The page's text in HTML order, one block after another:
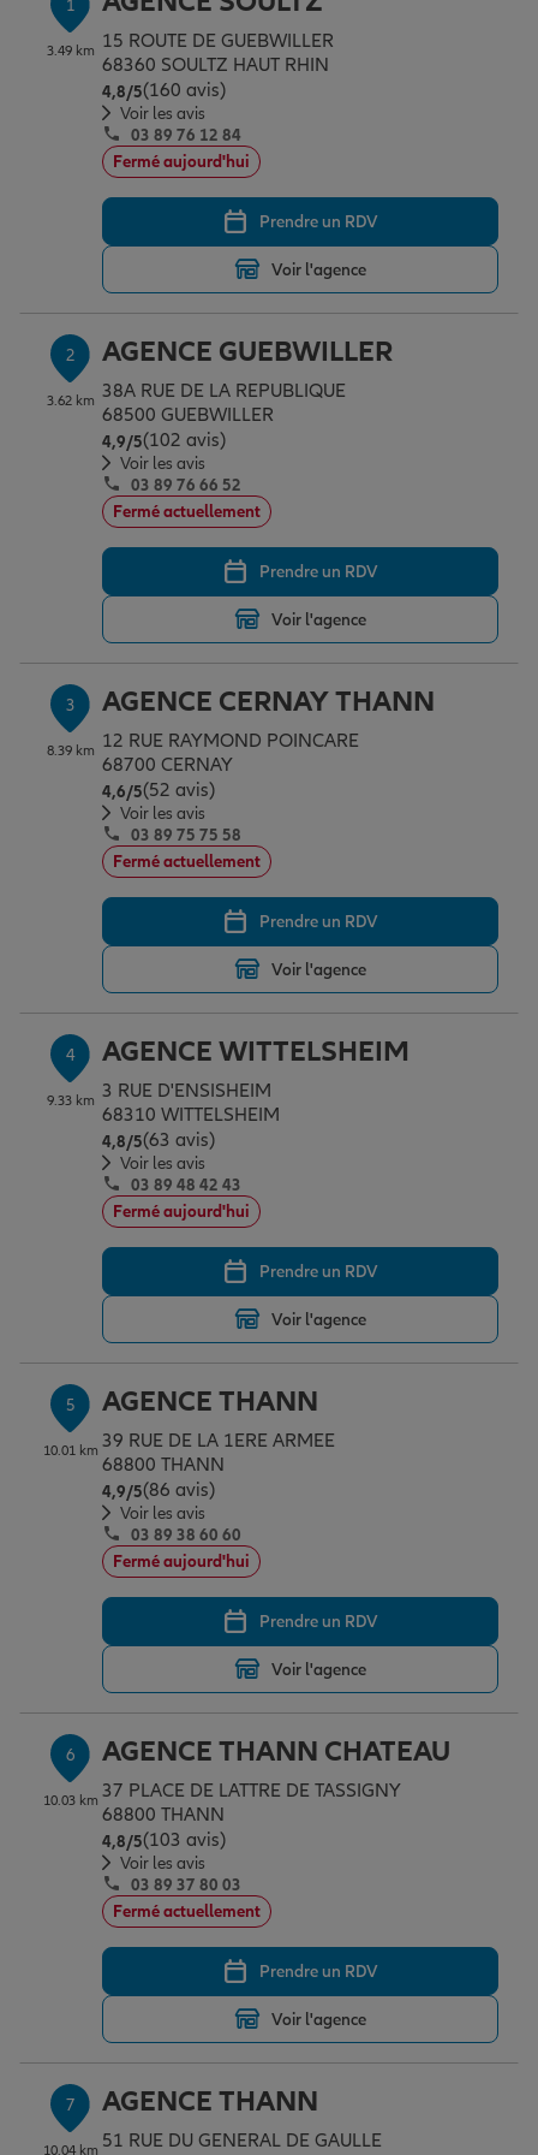
Assurance emprunteur
Prévoyance et dépendance
Assurance animal de compagnie
Protection de la famille
Protection juridique
Épargne & retraite
Plan épargne retraite
Placements financiers
Investissements immobiliers
Transmission
Vos projets
Changer de voiture
Départ à la retraite
Préparer l’avenir
Assurance auto
Assurance habitation
Le Pack Famille
Garantie des accidents de la vie
Assurance scolaire
Protection juridique
Retraite
Tous nos devis d'assurance
Professionnels
Allianz en France
1
3.49 km 15 ROUTE DE GUEBWILLER
68360 SOULTZ HAUT RHIN
4,8/5Note de 4.8 sur 5
(160 avis)
Voir les avis
03 89 76 12 84
Fermé aujourd'hui
Prendre un RDV
Voir l'agence
2
3.62 km
AGENCE GUEBWILLER
38A RUE DE LA REPUBLIQUE
68500 GUEBWILLER
4,9/5Note de 4.9 sur 5
(102 avis)
Voir les avis
03 89 76 66 52
Fermé actuellement
Prendre un RDV
Voir l'agence
3
8.39 km
AGENCE CERNAY THANN
12 RUE RAYMOND POINCARE
68700 CERNAY
4,6/5Note de 4.6 sur 5
(52 avis)
Voir les avis
03 89 75 75 58
Fermé actuellement
Prendre un RDV
Voir l'agence
4
9.33 km
AGENCE WITTELSHEIM
3 RUE D'ENSISHEIM
68310 WITTELSHEIM
4,8/5Note de 4.8 sur 5
(63 avis)
Voir les avis
03 89 48 42 43
Fermé aujourd'hui
Prendre un RDV
Voir l'agence
5
10.01 km
AGENCE THANN
39 RUE DE LA 1ERE ARMEE
68800 THANN
4,9/5Note de 4.9 sur 5
(86 avis)
Voir les avis
03 89 38 60 60
Fermé aujourd'hui
Prendre un RDV
Voir l'agence
6
10.03 km
AGENCE THANN CHATEAU
37 PLACE DE LATTRE DE TASSIGNY
68800 THANN
4,8/5Note de 4.8 sur 5
(103 avis)
Voir les avis
03 89 37 80 03
Fermé actuellement
Prendre un RDV
Voir l'agence
7
10.04 km
AGENCE THANN
51 RUE DU GENERAL DE GAULLE